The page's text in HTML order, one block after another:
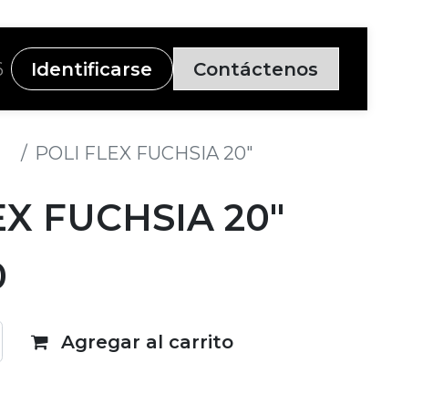
Identificarse Contáctenos
POLI FLEX FUCHSIA 20"
FUCHSIA 20"
Agregar al carrito